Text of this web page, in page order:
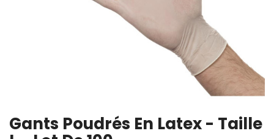
Gants Poudrés En Latex - Taille